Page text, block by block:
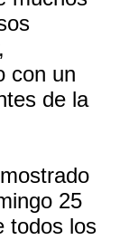
con un
de la
25
todos los